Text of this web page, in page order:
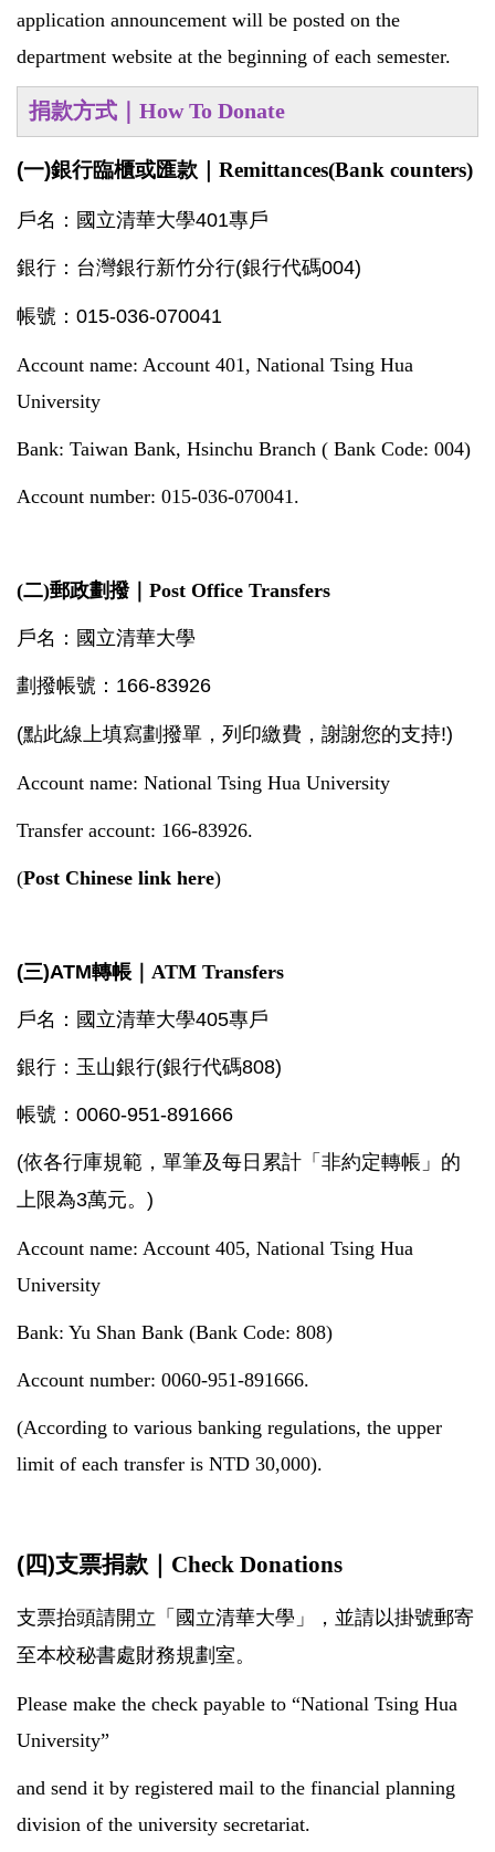
application announcement will be posted on the
department website at the beginning of each semester.
捐款方式｜ How To Donate
(一)銀行臨櫃或匯款｜ Remittances(Bank counters)
戶名：國立清華大學401專戶
銀行：台灣銀行新竹分行(銀行代碼004)
帳號：015-036-070041
Account name: Account 401, National Tsing Hua
University
Bank: Taiwan Bank, Hsinchu Branch ( Bank Code: 004)
Account number: 015-036-070041.
(二)郵政劃撥｜ Post Office Transfers
戶名：國立清華大學
劃撥帳號：166-83926
(點此線上填寫劃撥單，列印繳費，謝謝您的支持!)
Account name: National Tsing Hua University
Transfer account: 166-83926.
(Post Chinese link here)
(三)ATM轉帳｜ ATM Transfers
戶名：國立清華大學405專戶
銀行：玉山銀行(銀行代碼808)
帳號：0060-951-891666
(依各行庫規範，單筆及每日累計「非約定轉帳」的
上限為3萬元。)
Account name: Account 405, National Tsing Hua
University
Bank: Yu Shan Bank (Bank Code: 808)
Account number: 0060-951-891666.
(According to various banking regulations, the upper
limit of each transfer is NTD 30,000).
(四)支票捐款｜ Check Donations
支票抬頭請開立「國立清華大學」，並請以掛號郵寄
至本校秘書處財務規劃室。
Please make the check payable to “National Tsing Hua
University”
and send it by registered mail to the financial planning
division of the university secretariat.